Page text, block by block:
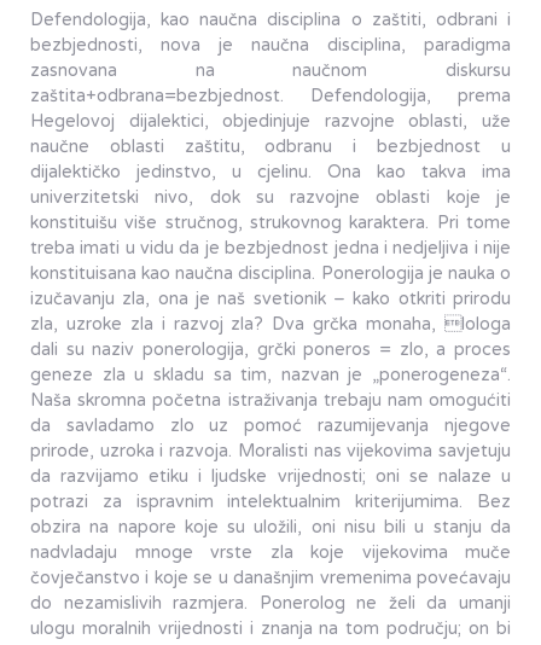
Defendologija, kao naučna disciplina o zaštiti, odbrani i
bezbjednosti, nova je naučna disciplina, paradigma
zasnovana na naučnom diskursu
zaštita+odbrana=bezbjednost. Defendologija, prema
Hegelovoj dijalektici, objedinjuje razvojne oblasti, uže
naučne oblasti zaštitu, odbranu i bezbjednost u
dijalektičko jedinstvo, u cjelinu. Ona kao takva ima
univerzitetski nivo, dok su razvojne oblasti koje je
konstituišu više stručnog, strukovnog karaktera. Pri tome
treba imati u vidu da je bezbjednost jedna i nedjeljiva i nije
konstituisana kao naučna disciplina. Ponerologija je nauka o
izučavanju zla, ona je naš svetionik – kako otkriti prirodu
zla, uzroke zla i razvoj zla? Dva grčka monaha, lologa
dali su naziv ponerologija, grčki poneros = zlo, a proces
geneze zla u skladu sa tim, nazvan je „ponerogeneza“.
Naša skromna početna istraživanja trebaju nam omogućiti
da savladamo zlo uz pomoć razumijevanja njegove
prirode, uzroka i razvoja. Moralisti nas vijekovima savjetuju
da razvijamo etiku i ljudske vrijednosti; oni se nalaze u
potrazi za ispravnim intelektualnim kriterijumima. Bez
obzira na napore koje su uložili, oni nisu bili u stanju da
nadvladaju mnoge vrste zla koje vijekovima muče
čovječanstvo i koje se u današnjim vremenima povećavaju
do nezamislivih razmjera. Ponerolog ne želi da umanji
ulogu moralnih vrijednosti i znanja na tom području; on bi